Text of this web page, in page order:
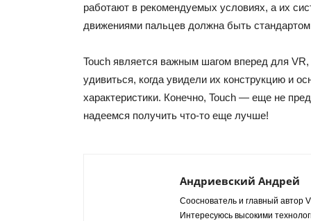
работают в рекомендуемых условиях, а их
движениями пальцев должна быть
Touch является важным шагом вперед для
удивиться, когда увидели их конструкцию и
характеристики. Конечно, Touch — еще не
надеемся получить что-то еще лучше!
Андриевский Андрей
Сооснователь и главный автор
Интересуюсь высокими